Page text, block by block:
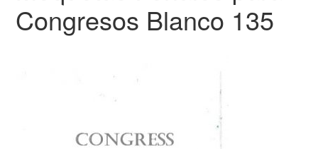
Congresos Blanco 135